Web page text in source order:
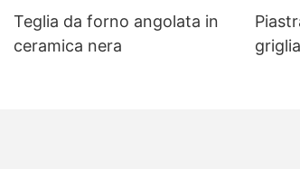
Teglia da forno angolata in
ceramica nera